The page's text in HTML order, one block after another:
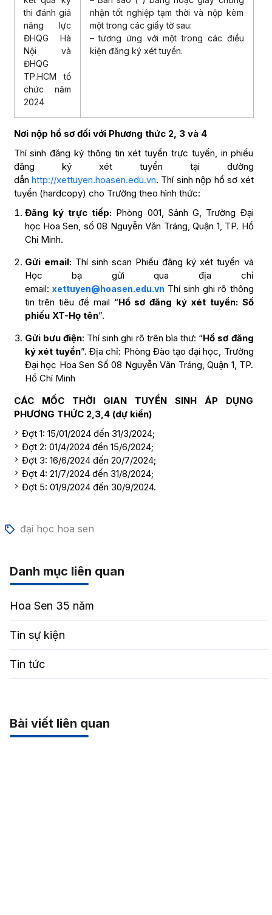
thi đánh giá
năng lực
ĐHQG Hà
Nội và
ĐHQG
TP.HCM tổ
chức năm
2024
nhận tốt nghiệp tạm thời và nộp kèm
một trong các giấy tờ sau:
– tương ứng với một trong các điều
kiện đăng ký xét tuyển.
Nơi nộp hồ sơ đối với Phương thức 2, 3 và 4
Thí sinh đăng ký thông tin xét tuyển trực tuyến, in phiếu
đăng ký xét tuyển tại đường
dẫn http://xettuyen.hoasen.edu.vn. Thí sinh nộp hồ sơ xét
tuyển (hardcopy) cho Trường theo hình thức:
Đăng ký trực tiếp: Phòng 001, Sảnh G, Trường Đại
học Hoa Sen, số 08 Nguyễn Văn Tráng, Quận 1, TP. Hồ
Chí Minh.
Gửi email:Thí sinh scan Phiếu đăng ký xét tuyển và
Học bạ gửi qua địa chỉ
email: xettuyen@hoasen.edu.vn Thí sinh ghi rõ thông
tin trên tiêu đề mail “Hồ sơ đăng ký xét tuyển: Số
phiếu XT-Họ tên”.
Gửi bưu điện: Thí sinh ghi rõ trên bìa thư: “Hồ sơ đăng
ký xét tuyển”. Địa chỉ: Phòng Đào tạo đại học, Trường
Đại học Hoa Sen Số 08 Nguyễn Văn Tráng, Quận 1, TP.
Hồ Chí Minh
CÁC MỐC THỜI GIAN TUYỂN SINH ÁP DỤNG
PHƯƠNG THỨC 2,3,4 (dự kiến)
Đợt 1: 15/01/2024 đến 31/3/2024;
Đợt 2: 01/4/2024 đến 15/6/2024;
Đợt 3: 16/6/2024 đến 20/7/2024;
Đợt 4: 21/7/2024 đến 31/8/2024;
Đợt 5: 01/9/2024 đến 30/9/2024.
đại học hoa sen
Danh mục liên quan
Hoa Sen 35 năm
Tin sự kiện
Tin tức
Bài viết liên quan